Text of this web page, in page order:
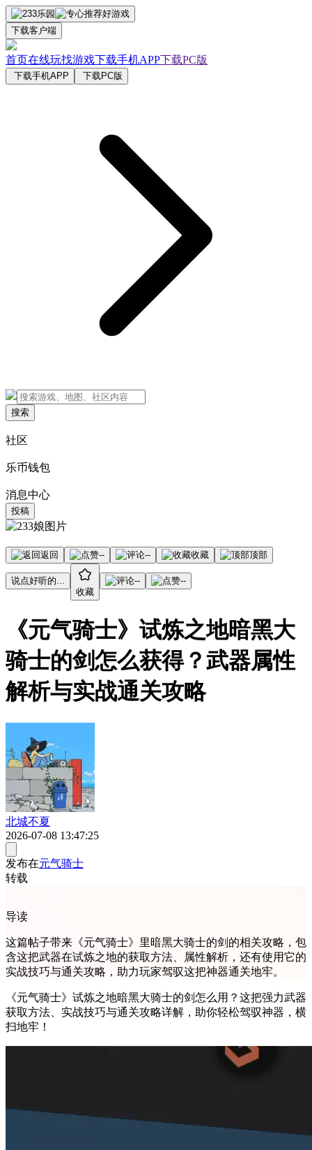
下载客户端
首页在线玩找游戏下载手机APP下载PC版
下载手机APP 下载PC版
搜索
社区
乐币钱包
消息中心
投稿
返回 -- -- 收藏 顶部
说点好听的...
收藏
-- --
《元气骑士》试炼之地暗黑大
骑士的剑怎么获得？武器属性
解析与实战通关攻略
北城不夏
2026-07-08 13:47:25
发布在元气骑士
转载
导读
这篇帖子带来《元气骑士》里暗黑大骑士的剑的相关攻略，包
含这把武器在试炼之地的获取方法、属性解析，还有使用它的
实战技巧与通关攻略，助力玩家驾驭这把神器通关地牢。
《元气骑士》试炼之地暗黑大骑士的剑怎么用？这把强力武器
获取方法、实战技巧与通关攻略详解，助你轻松驾驭神器，横
扫地牢！